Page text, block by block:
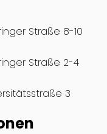
Straße 8-10
Straße 2-4
3